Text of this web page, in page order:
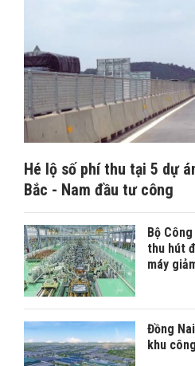
Hé lộ số phí thu tại 5 dự
Bắc - Nam đầu tư công
Bộ
thu hút
máy
Đồng
khu